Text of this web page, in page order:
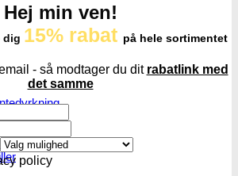
neutralt
pærer
Hej min ven!
dig 15% rabat på hele sortimentet
- så modtager du dit rabatlink med
det samme
policy